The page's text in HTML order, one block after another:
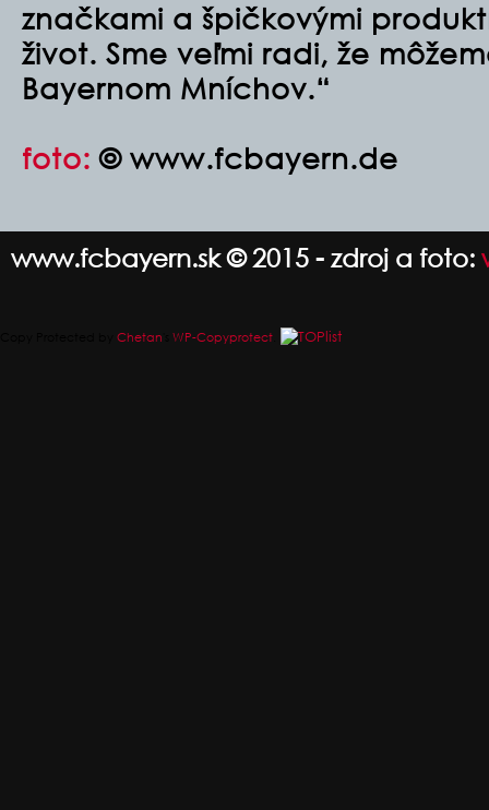
značkami a špičkovými
život. Sme veľmi radi, že
Bayernom Mníchov.“
foto:© www.fcbayern.de
www.fcbayern.sk © 2015 - zdroj a foto:
Chetan WP-Copyprotect